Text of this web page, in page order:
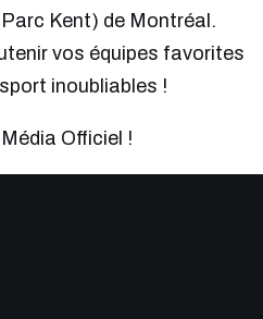
Kent) de Montréal.
vos équipes favorites
inoubliables !
Officiel !